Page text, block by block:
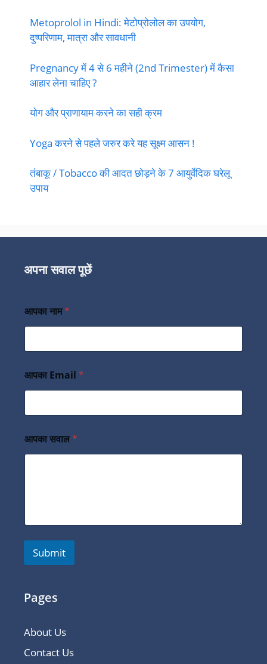
Metoprolol in Hindi: मेटोप्रोलोल का उपयोग,
दुष्परिणाम, मात्रा और सावधानी
Pregnancy में 4 से 6 महीने (2nd Trimester) में कैसा
आहार लेना चाहिए ?
योग और प्राणायाम करने का सही क्रम
Yoga करने से पहले जरुर करे यह सूक्ष्म आसन !
तंबाकू / Tobacco की आदत छोड़ने के 7 आयुर्वेदिक घरेलू
उपाय
अपना सवाल पूछें
आपका नाम*
आपका Email *
आपका सवाल*
Submit
Pages
About Us
Contact Us